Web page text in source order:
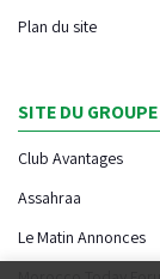
Plan du site
SITE DU GROUPE
Club Avantages
Assahraa
Le Matin Annonces